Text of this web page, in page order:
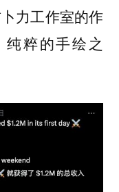
力工作室的作
粹的手绘之